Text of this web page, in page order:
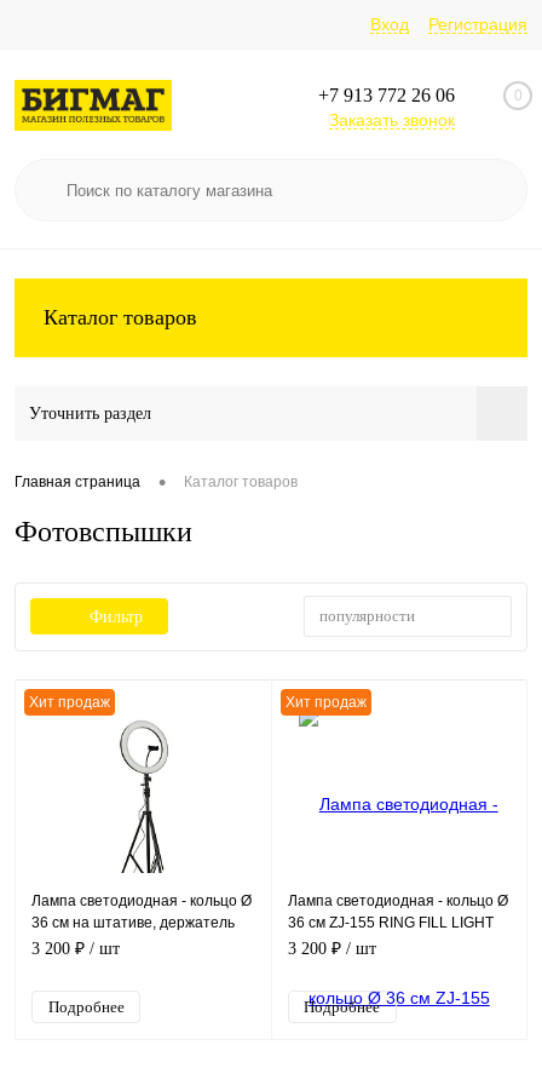
Вход Регистрация
+7 913 772 26 06
Заказать звонок
0
Каталог товаров
Уточнить раздел
Главная страница • Каталог товаров
Фотовспышки
Фильтр популярности
Хит продаж
Лампа светодиодная - кольцо Ø
36 см на штативе, держатель
телефона, пульт, 3000 - 6500К,
3 200 ₽ / шт
Подробнее
Хит продаж
Лампа светодиодная - кольцо Ø
36 см ZJ-155 RING FILL LIGHT
LAMP с 3-мя держателями
3 200 ₽ / шт
Подробнее